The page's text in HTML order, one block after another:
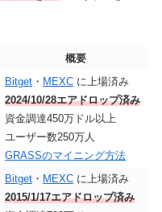
概要
Bitget ・ MEXC に上場済み
2024/10/28エアドロップ済み
資金調達450万ドル以上
ユーザー数250万人
GRASSのマイニング方法
Bitget ・ MEXC に上場済み
2015/1/17エアドロップ済み